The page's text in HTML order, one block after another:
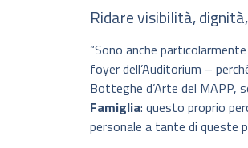
Ridare visibilità,
“Sono anche
foyer dell’Auditorium –
Botteghe d’Arte del MAPP,
Famiglia: questo proprio
personale a tante di queste